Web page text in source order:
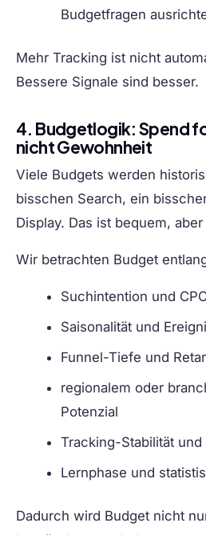
Budgetfragen
Mehr Tracking ist nicht
Bessere Signale sind besser.
4. Budgetlogik: Spend
nicht Gewohnheit
Viele Budgets werden
bisschen Search, ein
Display. Das ist bequem,
Wir betrachten Budget
Suchintention und
Saisonalität und
Funnel-Tiefe und
regionalem oder
Potenzial
Tracking-Stabilität
Lernphase und
Dadurch wird Budget nicht